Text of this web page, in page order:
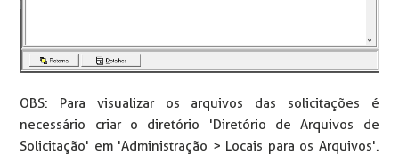
OBS: Para visualizar os arquivos das solicitações é
necessário criar o diretório 'Diretório de Arquivos de
Solicitação' em 'Administração > Locais para os Arquivos'.